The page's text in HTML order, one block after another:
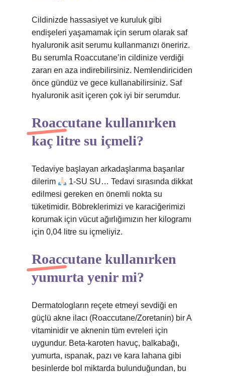
Cildinizde hassasiyet ve kuruluk gibi
endişeleri yaşamamak için serum olarak saf
hyaluronik asit serumu kullanmanızı öneririz.
Bu serumla Roaccutane’in cildinize verdiği
zararı en aza indirebilirsiniz. Nemlendiriciden
önce gündüz ve gece kullanabilirsiniz. Saf
hyaluronik asit içeren çok iyi bir serumdur.
Roaccutane kullanırken
kaç litre su içmeli?
Tedaviye başlayan arkadaşlarıma başarılar
dilerim
1-SU SU… Tedavi sırasında dikkat
edilmesi gereken en önemli nokta su
tüketimidir. Böbreklerimizi ve karaciğerimizi
korumak için vücut ağırlığımızın her kilogramı
için 0,04 litre su içmeliyiz.
Roaccutane kullanırken
yumurta yenir mi?
Dermatologların reçete etmeyi sevdiği en
güçlü akne ilacı (Roaccutane/Zoretanin) bir A
vitaminidir ve aknenin tüm evreleri için
uygundur. Beta-karoten havuç, balkabağı,
yumurta, ıspanak, pazı ve kara lahana gibi
besinlerde bol miktarda bulunduğundan, bu